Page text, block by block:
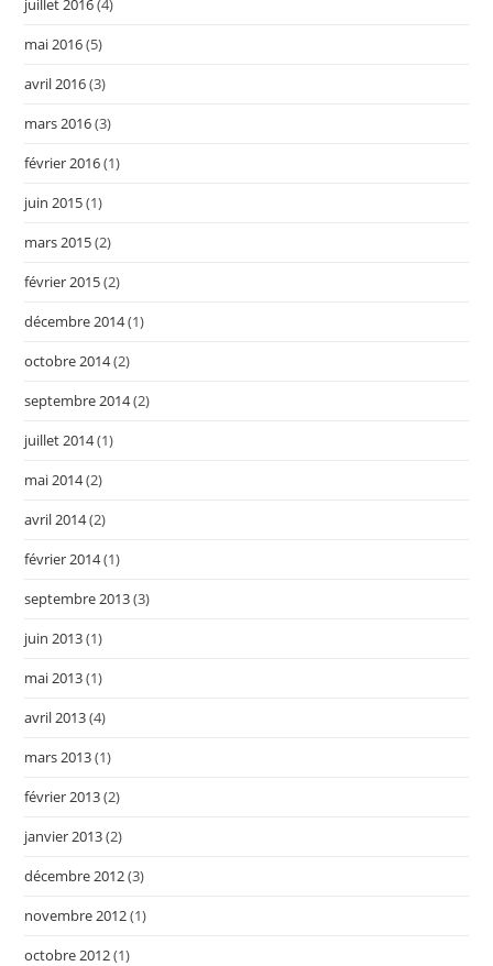
juillet 2016(4)
mai 2016(5)
avril 2016(3)
mars 2016(3)
février 2016(1)
juin 2015(1)
mars 2015(2)
février 2015(2)
décembre 2014(1)
octobre 2014(2)
septembre 2014(2)
juillet 2014(1)
mai 2014(2)
avril 2014(2)
février 2014(1)
septembre 2013(3)
juin 2013(1)
mai 2013(1)
avril 2013(4)
mars 2013(1)
février 2013(2)
janvier 2013(2)
décembre 2012(3)
novembre 2012(1)
octobre 2012(1)